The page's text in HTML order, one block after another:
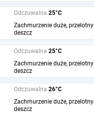
Odczuwalna 25°C
Zachmurzenie duże, przelotny
deszcz
Odczuwalna 25°C
Zachmurzenie duże, przelotny
deszcz
Odczuwalna 26°C
Zachmurzenie duże, przelotny
deszcz